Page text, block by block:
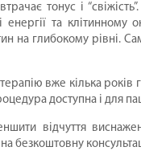
тонус і
енергії та клітинному
на глибокому рівні.
вже кілька років
доступна і для
відчуття
безкоштовну